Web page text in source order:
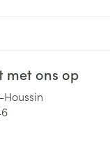
met ons op